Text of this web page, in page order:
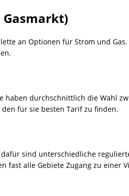
Gasmarkt)
an Optionen für Strom und
durchschnittlich die Wahl
für sie besten Tarif zu finden.
sind unterschiedliche
fast alle Gebiete Zugang zu einer